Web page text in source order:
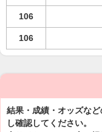
106
106
結果・成績・オッズな
し確認してください。